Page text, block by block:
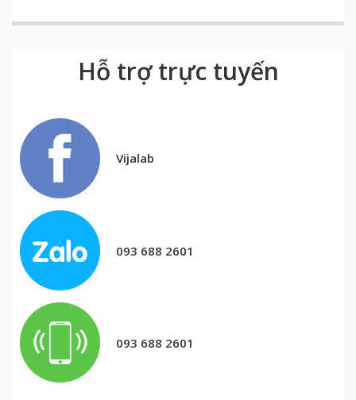
Hỗ trợ trực tuyến
Vijalab
093 688 2601
093 688 2601